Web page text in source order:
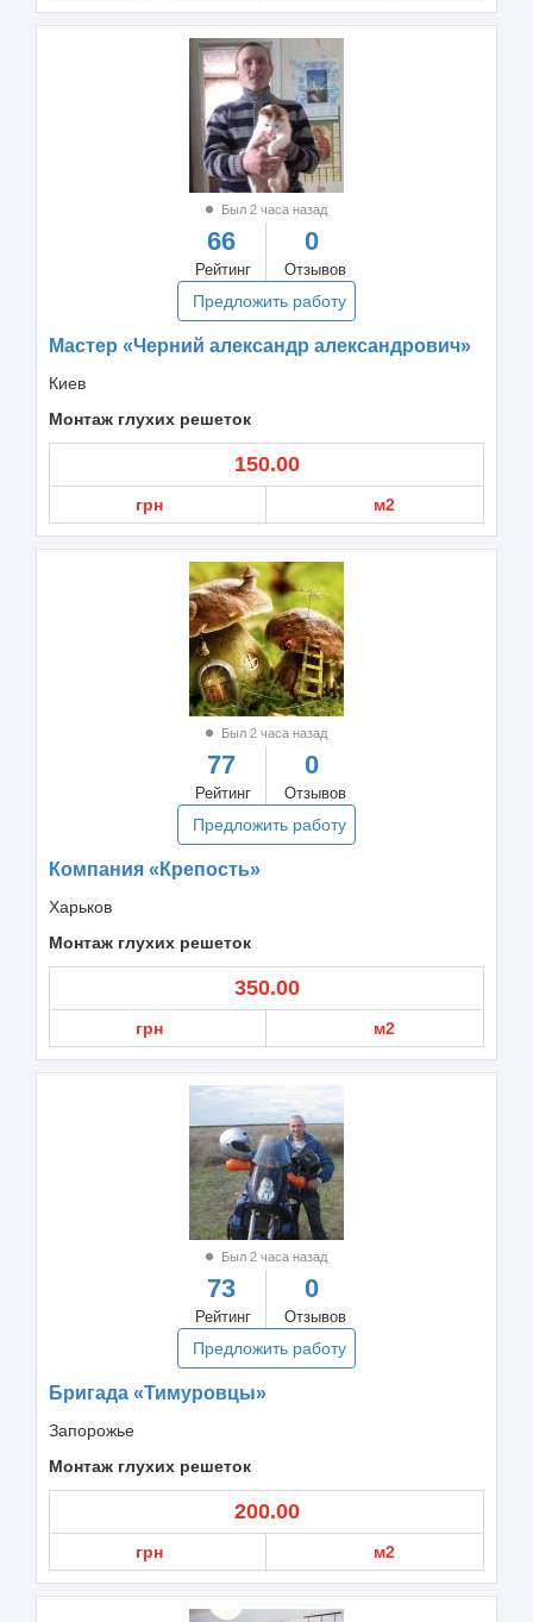
Был 2 часа назад
66
Рейтинг
0
Отзывов
Предложить работу
Мастер «Черний александр александрович»
Киев
Монтаж глухих решеток
150.00
грн м2
Был 2 часа назад
77
Рейтинг
0
Отзывов
Предложить работу
Компания «Крепость»
Харьков
Монтаж глухих решеток
350.00
грн м2
Был 2 часа назад
73
Рейтинг
0
Отзывов
Предложить работу
Бригада «Тимуровцы»
Запорожье
Монтаж глухих решеток
200.00
грн м2